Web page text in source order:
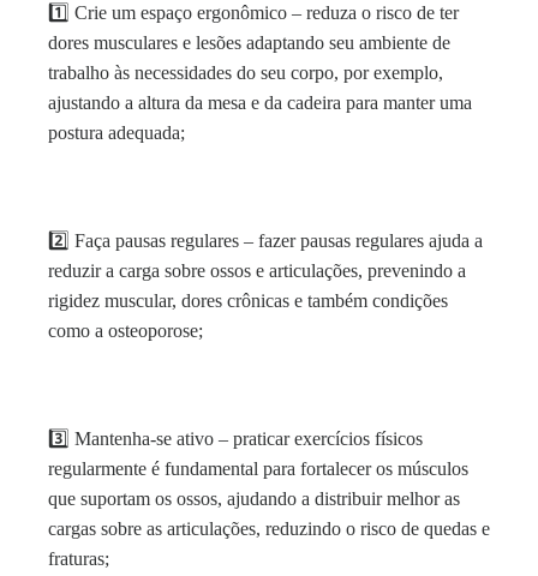
1️⃣ Crie um espaço ergonômico – reduza o risco de ter
dores musculares e lesões adaptando seu ambiente de
trabalho às necessidades do seu corpo, por exemplo,
ajustando a altura da mesa e da cadeira para manter uma
postura adequada;
2️⃣ Faça pausas regulares – fazer pausas regulares ajuda a
reduzir a carga sobre ossos e articulações, prevenindo a
rigidez muscular, dores crônicas e também condições
como a osteoporose;
3️⃣ Mantenha-se ativo – praticar exercícios físicos
regularmente é fundamental para fortalecer os músculos
que suportam os ossos, ajudando a distribuir melhor as
cargas sobre as articulações, reduzindo o risco de quedas e
fraturas;